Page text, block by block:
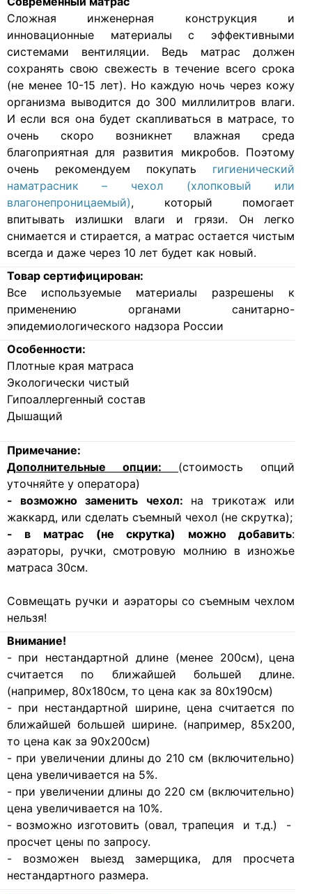
Cложная инженерная конструкция и
инновационные материалы с эффективными
системами вентиляции. Ведь матрас должен
сохранять свою свежесть в течение всего срока
(не менее 10-15 лет). Но каждую ночь через кожу
организма выводится до 300 миллилитров влаги.
И если вся она будет скапливаться в матрасе, то
очень скоро возникнет влажная среда
благоприятная для развития микробов. Поэтому
очень рекомендуем покупать гигиенический
наматрасник – чехол (хлопковый или
влагонепроницаемый), который помогает
впитывать излишки влаги и грязи. Он легко
снимается и стирается, а матрас остается чистым
всегда и даже через 10 лет будет как новый.
Товар сертифицирован:
Все используемые материалы разрешены к
применению органами санитарно-
эпидемиологического надзора России
Особенности:
Плотные края матраса
Экологически чистый
Гипоаллергенный состав
Дышащий
Примечание:
Дополнительные опции: (стоимость опций
уточняйте у оператора)
- возможно заменить чехол: на трикотаж или
жаккард, или сделать съемный чехол (не скрутка);
- в матрас (не скрутка) можно добавить:
аэраторы, ручки, смотровую молнию в изножье
матраса 30см.
Совмещать ручки и аэраторы со съемным чехлом
нельзя!
Внимание!
- при нестандартной длине (менее 200см), цена
считается по ближайшей большей длине.
(например, 80х180см, то цена как за 80х190см)
- при нестандартной ширине, цена считается по
ближайшей большей ширине. (например, 85х200,
то цена как за 90х200см)
- при увеличении длины до 210 см (включительно)
цена увеличивается на 5%.
- при увеличении длины до 220 см (включительно)
цена увеличивается на 10%.
- возможно изготовить (овал, трапеция и т.д.) -
просчет цены по запросу.
- возможен выезд замерщика, для просчета
нестандартного размера.